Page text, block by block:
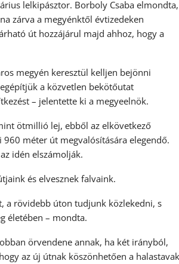
lelkipásztor. Borboly Csaba elmondta,
zárva a megyénktől évtizedeken
út hozzájárul majd ahhoz, hogy a
megyén keresztül kelljen bejönni
a közvetlen bekötőutat
– jelentette ki a megyeelnök.
ötmillió lej, ebből az elkövetkező
méter út megvalósítására elegendő.
idén elszámolják.
és elvesznek falvaink.
a rövidebb úton tudjunk közlekedni, s
életében – mondta.
örvendene annak, ha két irányból,
az új útnak köszönhetően a halastavak